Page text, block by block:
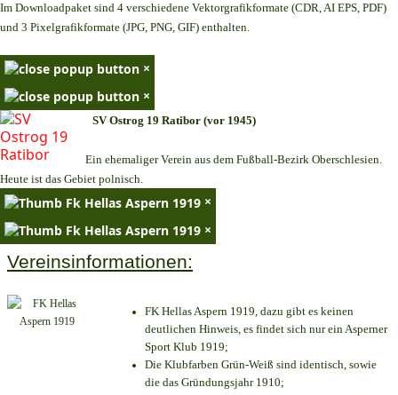
Im Downloadpaket sind 4 verschiedene Vektorgrafikformate (CDR, AI EPS, PDF)
und 3 Pixelgrafikformate (JPG, PNG, GIF) enthalten.
×
×
SV Ostrog 19 Ratibor (vor 1945)
Ein ehemaliger Verein aus dem Fußball-Bezirk Oberschlesien.
Heute ist das Gebiet polnisch.
×
×
Vereinsinformationen:
FK Hellas Aspern 1919, dazu gibt es keinen
deutlichen Hinweis, es findet sich nur ein Asperner
Sport Klub 1919;
Die Klubfarben Grün-Weiß sind identisch, sowie
die das Gründungsjahr 1910;